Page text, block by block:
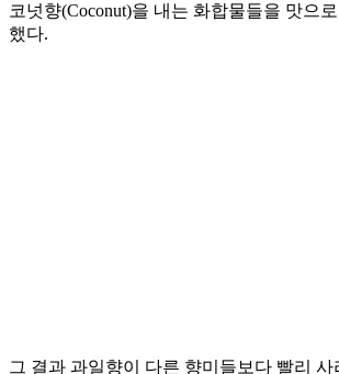
코넛향(Coconut)을 내는 화합물들을 맛으
했다.
그 결과 과일향이 다른 향미들보다 빨리